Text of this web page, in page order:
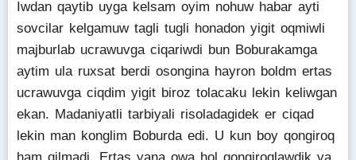
Iwdan qaytib uyga kelsam oyim nohuw habar ayti
sovcilar kelgamuw tagli tugli honadon yigit oqmiwli
majburlab ucrawuvga ciqariwdi bun Boburakamga
aytim ula ruxsat berdi osongina hayron boldm ertas
ucrawuvga ciqdim yigit biroz tolacaku lekin keliwgan
ekan. Madaniyatli tarbiyali risoladagidek er ciqad
lekin man konglim Boburda edi. U kun boy qongiroq